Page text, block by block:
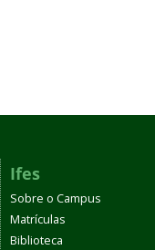
Ifes
Sobre o Campus
Matrículas
Biblioteca